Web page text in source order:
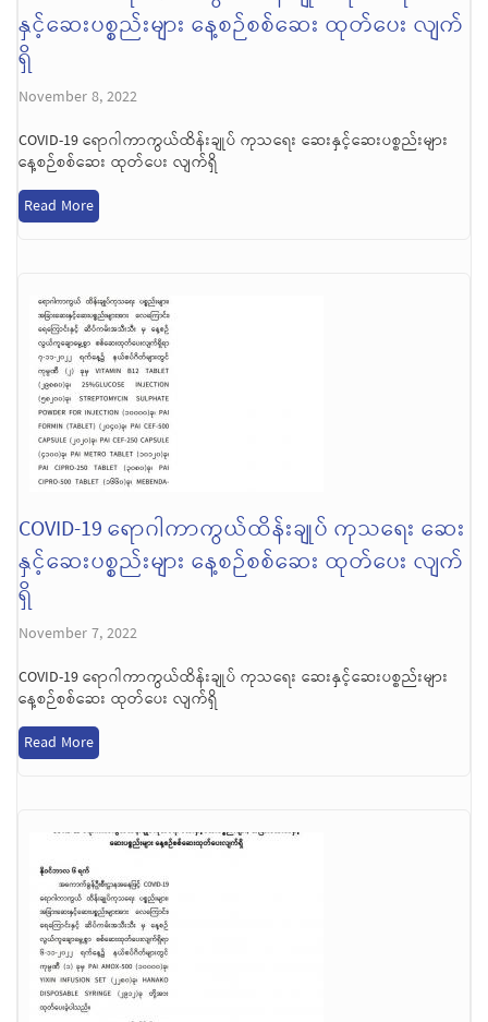
နှင့်ဆေးပစ္စည်းများ နေ့စဉ်စစ်ဆေး ထုတ်ပေး လျက်
ရှိ
November 8, 2022
COVID-19 ရောဂါကာကွယ်ထိန်းချုပ် ကုသရေး ဆေးနှင့်ဆေးပစ္စည်းများ
နေ့စဉ်စစ်ဆေး ထုတ်ပေး လျက်ရှိ
Read More
COVID-19 ရောဂါကာကွယ်ထိန်းချုပ် ကုသရေး ဆေး
နှင့်ဆေးပစ္စည်းများ နေ့စဉ်စစ်ဆေး ထုတ်ပေး လျက်
ရှိ
November 7, 2022
COVID-19 ရောဂါကာကွယ်ထိန်းချုပ် ကုသရေး ဆေးနှင့်ဆေးပစ္စည်းများ
နေ့စဉ်စစ်ဆေး ထုတ်ပေး လျက်ရှိ
Read More